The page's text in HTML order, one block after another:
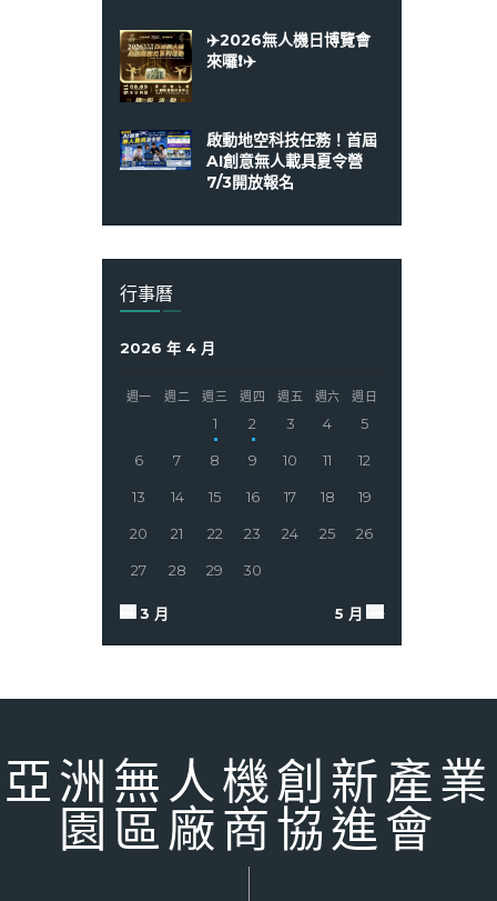
✈️2026無人機日博覽會
來囉❗️✈️
啟動地空科技任務！首屆
AI創意無人載具夏令營
7/3開放報名
行事曆
2026 年 4 月
週一 週二 週三 週四 週五 週六 週日
1 2 3 4 5
6 7 8 9 10 11 12
13 14 15 16 17 18 19
20 21 22 23 24 25 26
27 28 29 30
« 3 月 5 月 »
亞洲無人機創新產業
園區廠商協進會